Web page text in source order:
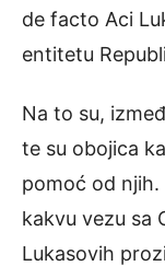
de facto Aci
entitetu
Na to su,
te su obojica
pomoć od njih.
kakvu vezu sa
Lukasovih